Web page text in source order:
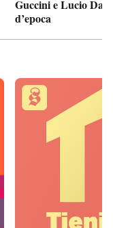
Guccini e Lucio
d’epoca